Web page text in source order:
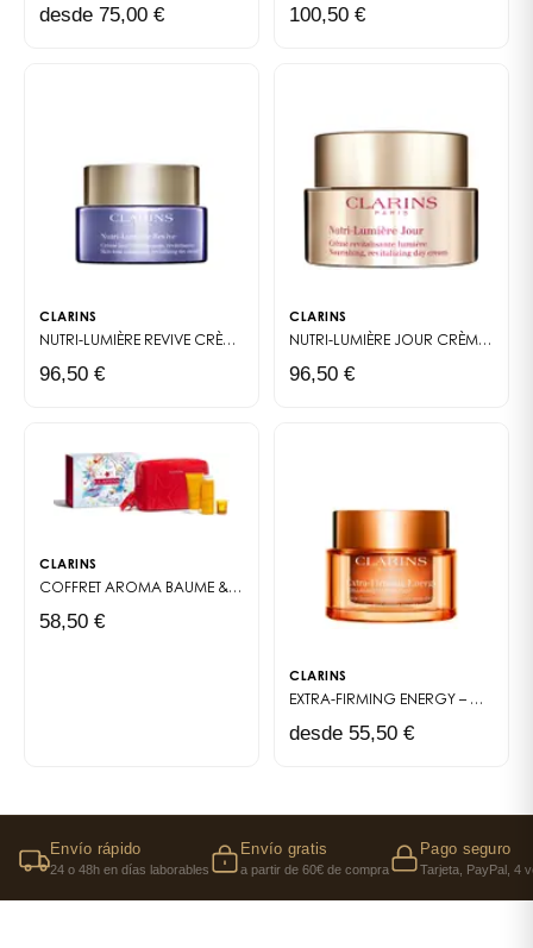
desde 75,00 € 100,50 €
CLARINS
NUTRI-LUMIÈRE REVIVE CRÈME JOUR EMBELLISSANTE REVITALISANTE
96,50 €
CLARINS
NUTRI-LUMIÈRE JOUR CRÈME REVITALISANTE LUMIÈRE
96,50 €
CLARINS
COFFRET AROMA BAUME & BAIN TONIC
58,50 €
CLARINS
EXTRA-FIRMING ENERGY – CRÈME DE JOUR FERMETÉ & ÉCLAT (RECHARGE)
desde 55,50 €
Envío rápido
24 o 48h en días laborables
Envío gratis
a partir de 60€ de compra
Pago seguro
Tarjeta, PayPal, 4